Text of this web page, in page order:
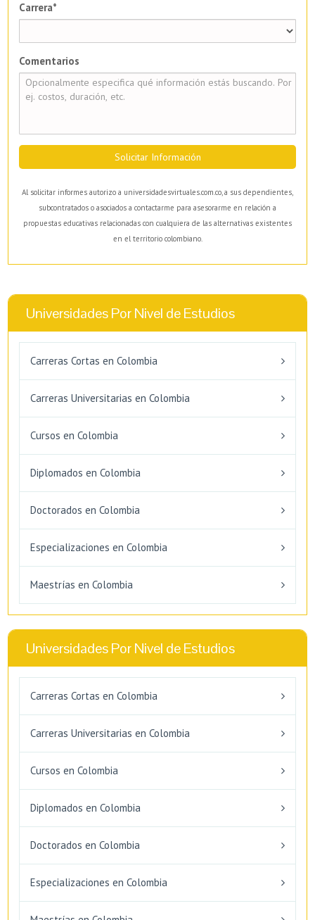
Carrera*
Comentarios
Solicitar Información
Al solicitar informes autorizo a universidadesvirtuales.com.co, a sus dependientes,
subcontratados o asociados a contactarme para asesorarme en relación a
propuestas educativas relacionadas con cualquiera de las alternativas existentes
en el territorio colombiano.
Universidades Por Nivel de Estudios
Carreras Cortas en Colombia
Carreras Universitarias en Colombia
Cursos en Colombia
Diplomados en Colombia
Doctorados en Colombia
Especializaciones en Colombia
Maestrías en Colombia
Universidades Por Nivel de Estudios
Carreras Cortas en Colombia
Carreras Universitarias en Colombia
Cursos en Colombia
Diplomados en Colombia
Doctorados en Colombia
Especializaciones en Colombia